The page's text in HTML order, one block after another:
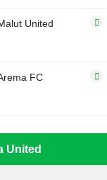
United
FC
United